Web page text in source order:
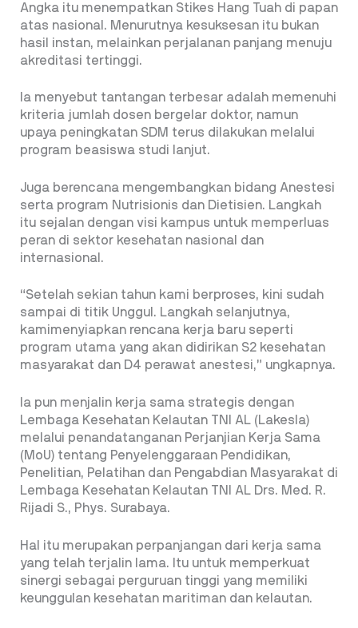
Angka itu menempatkan Stikes Hang Tuah di papan
atas nasional. Menurutnya kesuksesan itu bukan
hasil instan, melainkan perjalanan panjang menuju
akreditasi tertinggi.
Ia menyebut tantangan terbesar adalah memenuhi
kriteria jumlah dosen bergelar doktor, namun
upaya peningkatan SDM terus dilakukan melalui
program beasiswa studi lanjut.
Juga berencana mengembangkan bidang Anestesi
serta program Nutrisionis dan Dietisien. Langkah
itu sejalan dengan visi kampus untuk memperluas
peran di sektor kesehatan nasional dan
internasional.
“Setelah sekian tahun kami berproses, kini sudah
sampai di titik Unggul. Langkah selanjutnya,
kamimenyiapkan rencana kerja baru seperti
program utama yang akan didirikan S2 kesehatan
masyarakat dan D4 perawat anestesi,” ungkapnya.
Ia pun menjalin kerja sama strategis dengan
Lembaga Kesehatan Kelautan TNI AL (Lakesla)
melalui penandatanganan Perjanjian Kerja Sama
(MoU) tentang Penyelenggaraan Pendidikan,
Penelitian, Pelatihan dan Pengabdian Masyarakat di
Lembaga Kesehatan Kelautan TNI AL Drs. Med. R.
Rijadi S., Phys. Surabaya.
Hal itu merupakan perpanjangan dari kerja sama
yang telah terjalin lama. Itu untuk memperkuat
sinergi sebagai perguruan tinggi yang memiliki
keunggulan kesehatan maritiman dan kelautan.